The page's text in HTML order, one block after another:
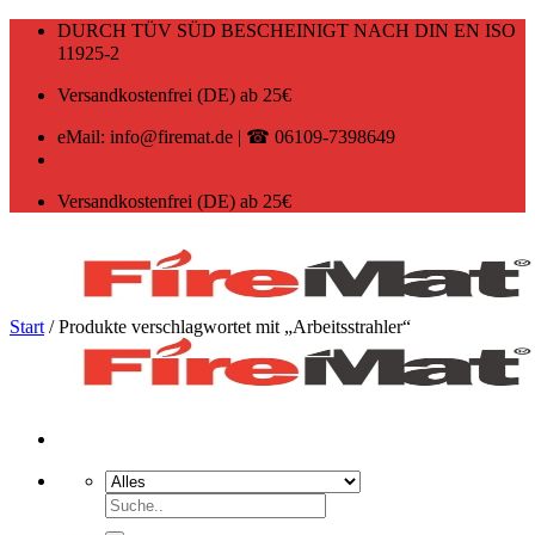
Zum
DURCH TÜV SÜD BESCHEINIGT NACH DIN EN ISO
11925-2
Versandkostenfrei (DE) ab 25€
eMail: info@firemat.de | ☎ 06109-7398649
Versandkostenfrei (DE) ab 25€
Suchen
nach:
Start /Produkte verschlagwortet mit „Arbeitsstrahler“